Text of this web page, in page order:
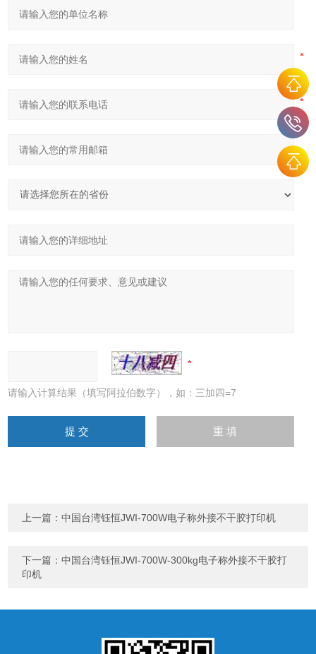
请输入计算结果（填写阿拉伯数字），如：三加四=7
上一篇：中国台湾钰恒JWI-700W电子称外接不干胶打印机
下一篇：中国台湾钰恒JWI-700W-300kg电子称外接不干胶打
印机